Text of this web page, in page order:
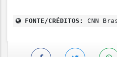
FONTE/CRÉDITOS: CNN